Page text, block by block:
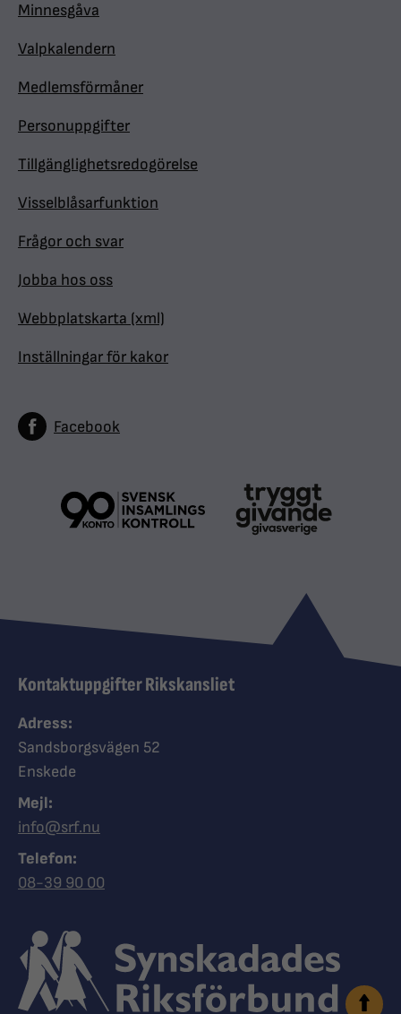
Minnesgåva
Valpkalendern
Medlemsförmåner
Personuppgifter
Tillgänglighetsredogörelse
Visselblåsarfunktion
Frågor och svar
Jobba hos oss
Webbplatskarta (xml)
Inställningar för kakor
Facebook
Kontaktuppgifter Rikskansliet
Adress:
Sandsborgsvägen 52
Enskede
Mejl:
info@srf.nu
Telefon:
Ring Synskadades riksförbund
08-39 90 00